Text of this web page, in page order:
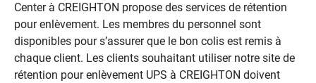
Center à CREIGHTON propose des services de rétention
pour enlèvement. Les membres du personnel sont
disponibles pour s’assurer que le bon colis est remis à
chaque client. Les clients souhaitant utiliser notre site de
rétention pour enlèvement UPS à CREIGHTON doivent